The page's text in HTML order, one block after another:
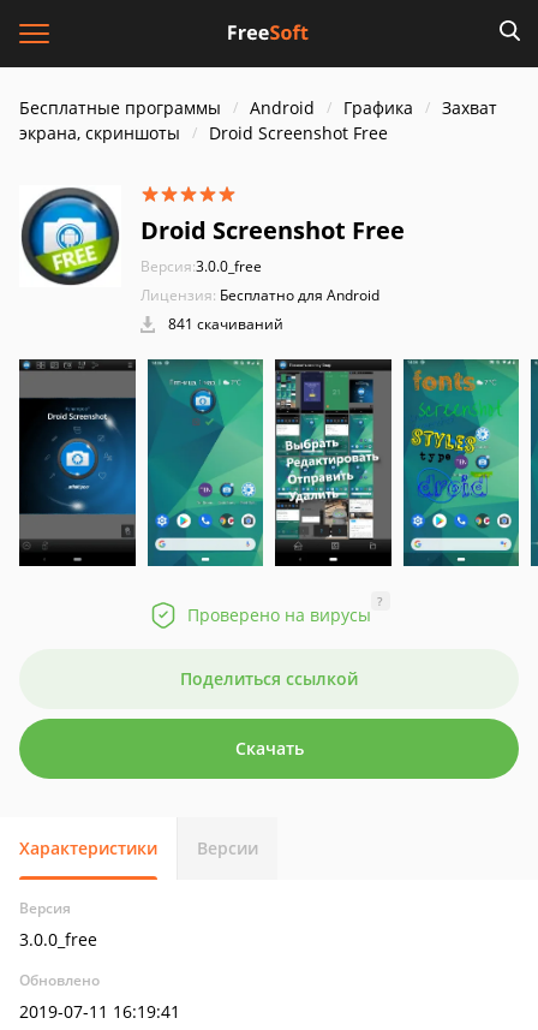
Бесплатные программы Android Графика
Захват
экрана, скриншоты
Droid Screenshot Free
Droid Screenshot Free
Версия:3.0.0_free
Лицензия: Бесплатно для Android
841 скачиваний
Проверено на вирусы
?
Поделиться ссылкой
Скачать
Характеристики Версии
Версия
3.0.0_free
Обновлено
2019-07-11 16:19:41